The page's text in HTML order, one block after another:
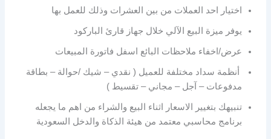
اختيار احد العملات من بين العشرات وذلك للعمل بها
يوفر ميزة البيع الآلي خلال جهاز قارئ الباركود
عرض/اخفاء ملاحظات البائع اسفل فاتورة المبيعات
أنظمة سداد مختلفة للعميل ( نقدي – شيك /حوالة – بطاقة
مدفوعات – آجل – مجاني – تقسيط )
تنبيهك بتغيير الاسعار اثناء البيع والشراء من اهم ما يجعله
برنامج محاسبي معتمد من هيئة الذكاة والدخل السعودية